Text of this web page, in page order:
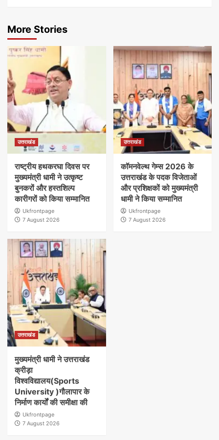
More Stories
उत्तराखंड
राष्ट्रीय हथकरघा दिवस पर
मुख्यमंत्री धामी ने उत्कृष्ट
बुनकरों और हस्तशिल्प
कारीगरों को किया सम्मानित
Ukfrontpage
7 August 2026
उत्तराखंड
कॉमनवेल्थ गेम्स 2026 के
उत्तराखंड के पदक विजेताओं
और प्रशिक्षकों को मुख्यमंत्री
धामी ने किया सम्मानित
Ukfrontpage
7 August 2026
उत्तराखंड
मुख्यमंत्री धामी ने उत्तराखंड
क्रीड़ा
विश्वविद्यालय(Sports
University )गौलापार के
निर्माण कार्यों की समीक्षा की
Ukfrontpage
7 August 2026